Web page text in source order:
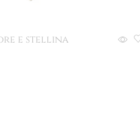
e stellina